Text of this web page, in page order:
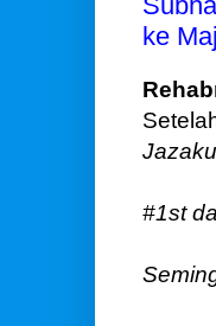
ke
#1st